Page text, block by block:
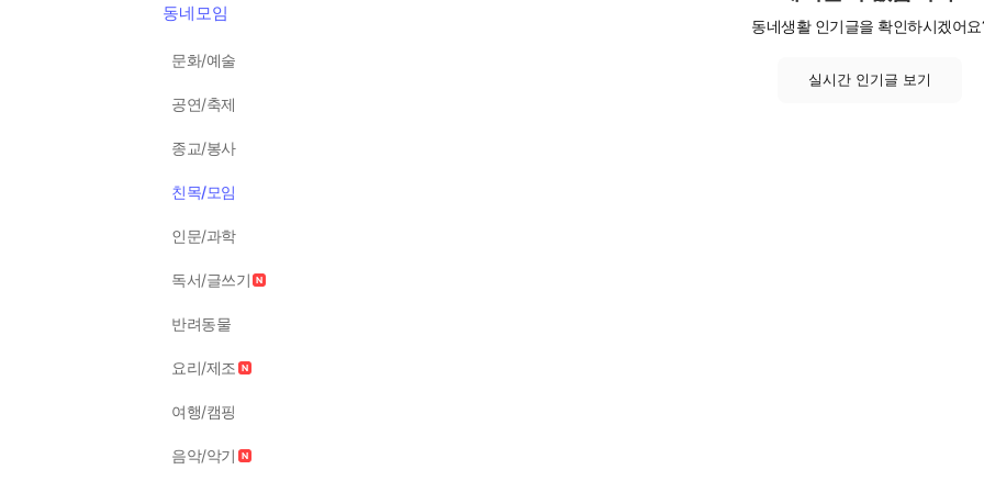
동네모임
문화/예술
공연/축제
종교/봉사
친목/모임
인문/과학
독서/글쓰기
반려동물
요리/제조
여행/캠핑
음악/악기
동네생활 인기글을 확인하시겠어요
실시간 인기글 보기